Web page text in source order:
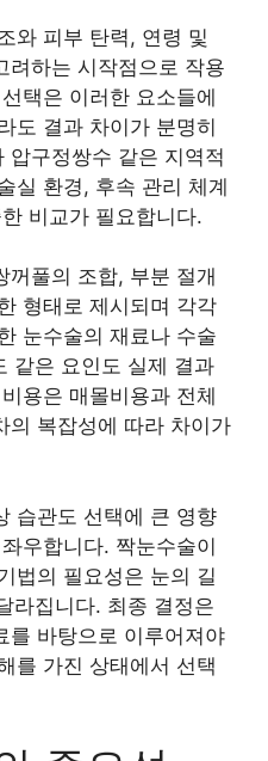
와 피부 탄력, 연령 및
려하는 시작점으로 작용
택은 이러한 요소들에
도 결과 차이가 분명히
압구정쌍수 같은 지역적
실 환경, 후속 관리 체계
비교가 필요합니다.
꺼풀의 조합, 부분 절개
형태로 제시되며 각각
눈수술의 재료나 수술
같은 요인도 실제 결과
용은 매몰비용과 전체
의 복잡성에 따라 차이가
습관도 선택에 큰 영향
우합니다. 짝눈수술이
법의 필요성은 눈의 길
라집니다. 최종 결정은
를 바탕으로 이루어져야
를 가진 상태에서 선택